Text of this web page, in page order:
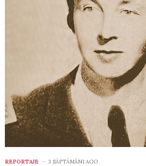
REPORTAJE 3 SĂPTĂMÂNI AGO